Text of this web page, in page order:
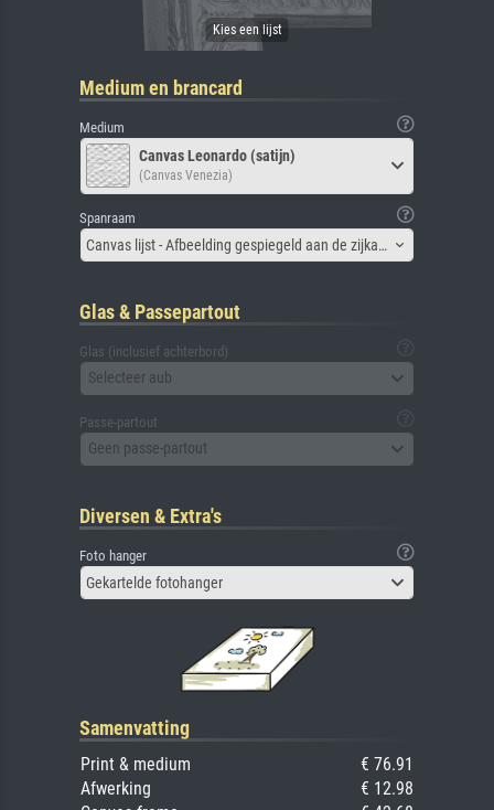
Medium en brancard
Medium
Canvas Leonardo (satijn)
(Canvas Venezia)
Spanraam
Canvas lijst - Afbeelding gespiegeld aan de zijkant
Glas & Passepartout
Glas (inclusief achterbord)
Selecteer aub
Passe-partout
Geen passe-partout
Diversen & Extra's
Foto hanger
Gekartelde fotohanger
Samenvatting
Print & medium
€ 76.91
Afwerking
€ 12.98